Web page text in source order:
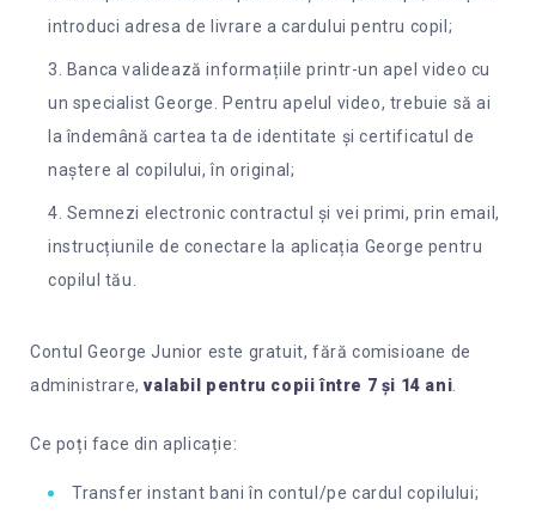
introduci adresa de livrare a cardului pentru copil;
Banca validează informațiile printr-un apel video cu
un specialist George. Pentru apelul video, trebuie să ai
la îndemână cartea ta de identitate și certificatul de
naștere al copilului, în original;
Semnezi electronic contractul și vei primi, prin email,
instrucțiunile de conectare la aplicația George pentru
copilul tău.
Contul George Junior este gratuit, fără comisioane de
administrare,valabil pentru copii între 7 și 14 ani.
Ce poți face din aplicație:
Transfer instant bani în contul/pe cardul copilului;